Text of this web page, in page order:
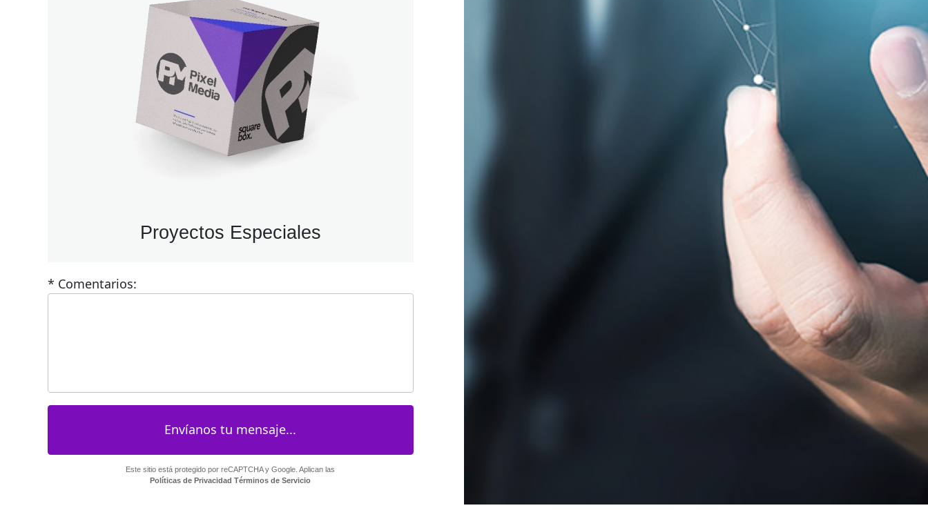
Proyectos Especiales
* Comentarios:
Este sitio está protegido por reCAPTCHA y Google. Aplican las
Políticas de Privacidad Términos de Servicio